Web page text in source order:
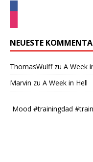
NEUESTE
ThomasWulffzu A Week
Marvin zu A Week in Hell
Mood #trainingdad